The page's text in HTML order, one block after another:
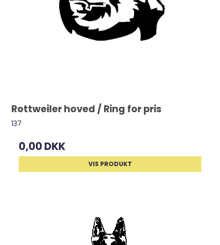
Rottweiler hoved / Ring for pris
137
0,00 DKK
VIS PRODUKT